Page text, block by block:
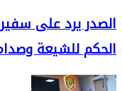
الحكم للشيعة